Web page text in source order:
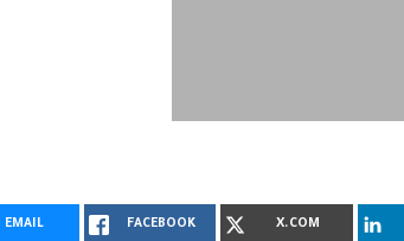
EMAIL FACEBOOK X.COM